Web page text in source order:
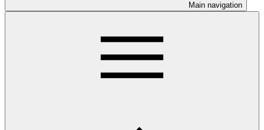
Main navigation